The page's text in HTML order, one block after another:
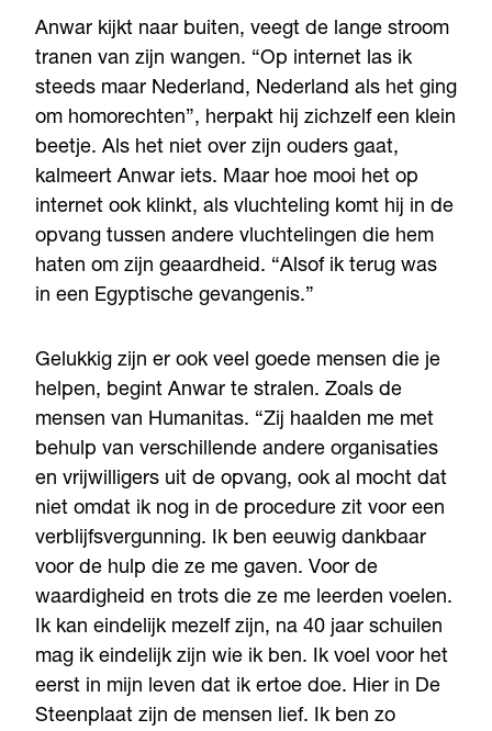
Anwar kijkt naar buiten, veegt de lange stroom
tranen van zijn wangen. “Op internet las ik
steeds maar Nederland, Nederland als het ging
om homorechten”, herpakt hij zichzelf een klein
beetje. Als het niet over zijn ouders gaat,
kalmeert Anwar iets. Maar hoe mooi het op
internet ook klinkt, als vluchteling komt hij in de
opvang tussen andere vluchtelingen die hem
haten om zijn geaardheid. “Alsof ik terug was
in een Egyptische gevangenis.”
Gelukkig zijn er ook veel goede mensen die je
helpen, begint Anwar te stralen. Zoals de
mensen van Humanitas. “Zij haalden me met
behulp van verschillende andere organisaties
en vrijwilligers uit de opvang, ook al mocht dat
niet omdat ik nog in de procedure zit voor een
verblijfsvergunning. Ik ben eeuwig dankbaar
voor de hulp die ze me gaven. Voor de
waardigheid en trots die ze me leerden voelen.
Ik kan eindelijk mezelf zijn, na 40 jaar schuilen
mag ik eindelijk zijn wie ik ben. Ik voel voor het
eerst in mijn leven dat ik ertoe doe. Hier in De
Steenplaat zijn de mensen lief. Ik ben zo